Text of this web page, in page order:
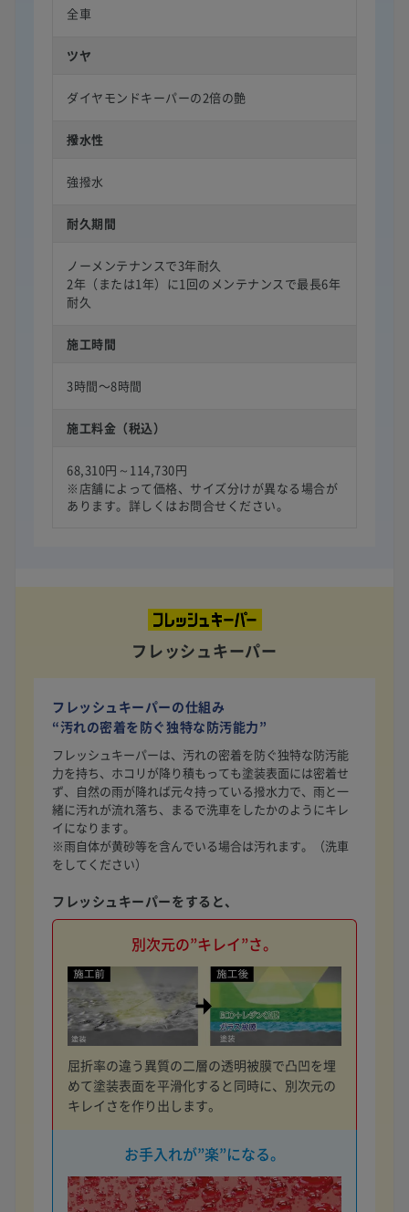
全車
ツヤ
ダイヤモンドキーパーの2倍の艶
撥水性
強撥水
耐久期間
ノーメンテナンスで3年耐久
2年（または1年）に1回のメンテナンスで最長6年
耐久
施工時間
3時間〜8時間
施工料金（税込）
68,310円～114,730円
※店舗によって価格、サイズ分けが異なる場合が
あります。詳しくはお問合せください。
フレッシュキーパー
フレッシュキーパーの仕組み
“汚れの密着を防ぐ独特な防汚能力”
フレッシュキーパーは、汚れの密着を防ぐ独特な防汚能
力を持ち、ホコリが降り積もっても塗装表面には密着せ
ず、自然の雨が降れば元々持っている撥水力で、雨と一
緒に汚れが流れ落ち、まるで洗車をしたかのようにキレ
イになります。
※雨自体が黄砂等を含んでいる場合は汚れます。（洗車
をしてください）
フレッシュキーパーをすると、
別次元の”キレイ”さ。
屈折率の違う異質の二層の透明被膜で凸凹を埋
めて塗装表面を平滑化すると同時に、別次元の
キレイさを作り出します。
お手入れが”楽”になる。